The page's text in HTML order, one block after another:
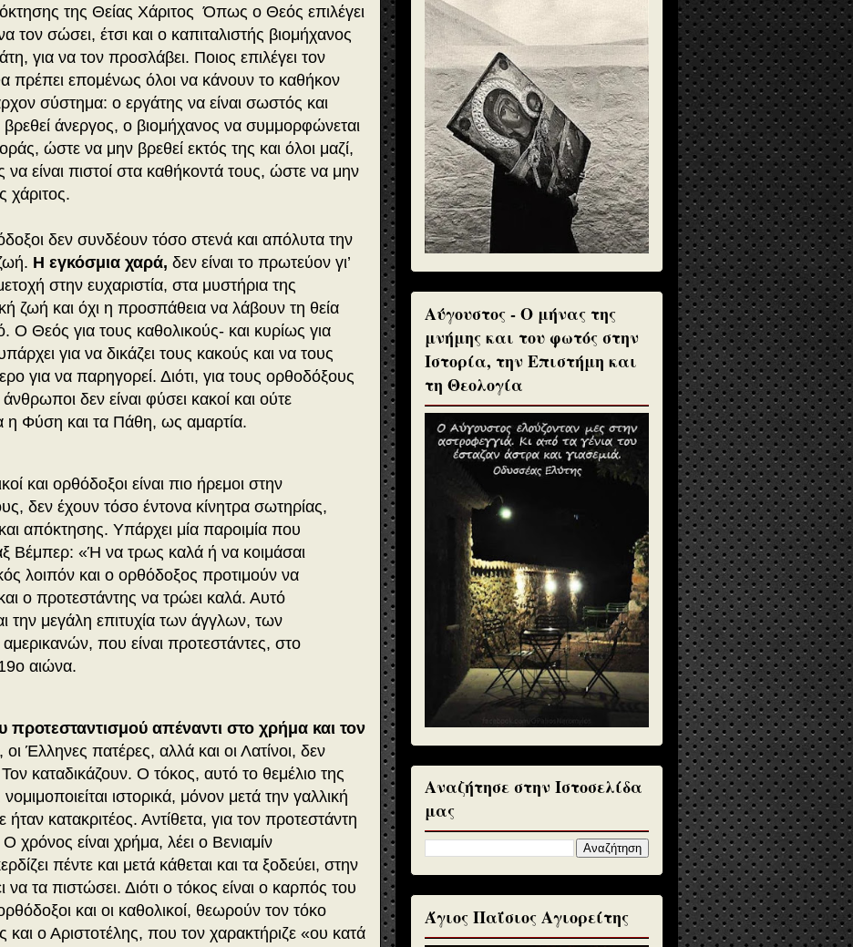
της Θείας Χάριτος Όπως ο Θεός επιλέγει
τον σώσει, έτσι και ο καπιταλιστής βιομήχανος
για να τον προσλάβει. Ποιος επιλέγει τον
πρέπει επομένως όλοι να κάνουν το καθήκον
σύστημα: ο εργάτης να είναι σωστός και
άνεργος, ο βιομήχανος να συμμορφώνεται
ώστε να μην βρεθεί εκτός της και όλοι μαζί,
να είναι πιστοί στα καθήκοντά τους, ώστε να μην
χάριτος.
δεν συνδέουν τόσο στενά και απόλυτα την
Η εγκόσμια χαρά, δεν είναι το πρωτεύον γι’
στην ευχαριστία, στα μυστήρια της
ζωή και όχι η προσπάθεια να λάβουν τη θεία
Ο Θεός για τους καθολικούς- και κυρίως για
για να δικάζει τους κακούς και να τους
για να παρηγορεί. Διότι, για τους ορθοδόξους
δεν είναι φύσει κακοί και ούτε
η Φύση και τα Πάθη, ως αμαρτία.
και ορθόδοξοι είναι πιο ήρεμοι στην
δεν έχουν τόσο έντονα κίνητρα σωτηρίας,
απόκτησης. Υπάρχει μία παροιμία που
Βέμπερ: «Ή να τρως καλά ή να κοιμάσαι
λοιπόν και ο ορθόδοξος προτιμούν να
ο προτεστάντης να τρώει καλά. Αυτό
την μεγάλη επιτυχία των άγγλων, των
που είναι προτεστάντες, στο
αιώνα.
προτεσταντισμού απέναντι στο χρήμα και τον
οι Έλληνες πατέρες, αλλά και οι Λατίνοι, δεν
καταδικάζουν. Ο τόκος, αυτό το θεμέλιο της
νομιμοποιείται ιστορικά, μόνον μετά την γαλλική
κατακριτέος. Αντίθετα, για τον προτεστάντη
χρόνος είναι χρήμα, λέει ο Βενιαμίν
πέντε και μετά κάθεται και τα ξοδεύει, στην
τα πιστώσει. Διότι ο τόκος είναι ο καρπός του
και οι καθολικοί, θεωρούν τον τόκο
ο Αριστοτέλης, που τον χαρακτήριζε «ου κατά
Αύγουστος - Ο μήνας της
μνήμης και του φωτός στην
Ιστορία, την Επιστήμη και
τη Θεολογία
Αναζήτησε στην Ιστοσελίδα
μας
Άγιος Παΐσιος Αγιορείτης